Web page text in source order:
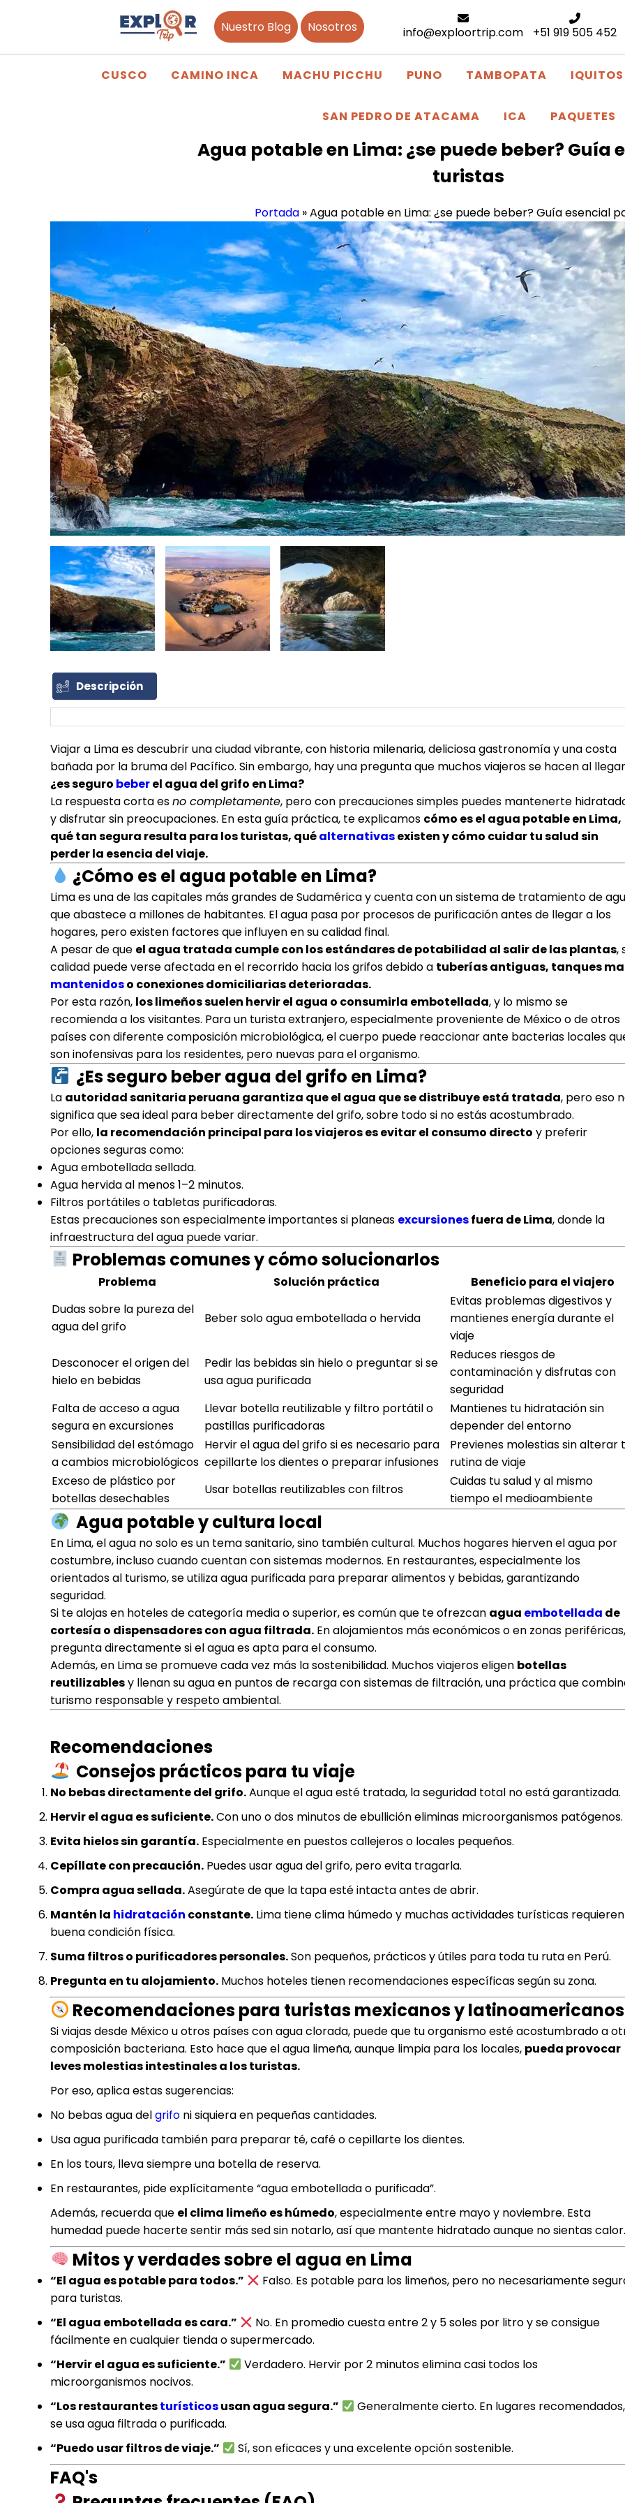
Nuestro Blog Nosotros info@exploortrip.com +51 919 505 452
CUSCO CAMINO INCA MACHU PICCHU PUNO TAMBOPATA IQUITOS
SAN PEDRO DE ATACAMA ICA PAQUETES
Agua potable en Lima: ¿se puede beber? Guía
turistas
Portada»Agua potable en Lima: ¿se puede beber? Guía esencial
Descripción
Viajar a Lima es descubrir una ciudad vibrante, con historia milenaria, deliciosa gastronomía y una costa
bañada por la bruma del Pacífico. Sin embargo, hay una pregunta que muchos viajeros se hacen al
¿es seguro beberel agua del grifo en Lima?
La respuesta corta esno completamente, pero con precauciones simples puedes mantenerte
y disfrutar sin preocupaciones. En esta guía práctica, te explicamos cómo es el agua potable en Lima,
qué tan segura resulta para los turistas, quéalternativasexisten y cómo cuidar tu salud sin
perder la esencia del viaje.
¿Cómo es el agua potable en Lima?
Lima es una de las capitales más grandes de Sudamérica y cuenta con un sistema de tratamiento de
que abastece a millones de habitantes. El agua pasa por procesos de purificación antes de llegar a los
hogares, pero existen factores que influyen en su calidad final.
A pesar de que el agua tratada cumple con los estándares de potabilidad al salir de las plantas,
calidad puede verse afectada en el recorrido hacia los grifos debido a tuberías antiguas, tanques
mantenidoso conexiones domiciliarias deterioradas.
Por esta razón, los limeños suelen hervir el agua o consumirla embotellada, y lo mismo se
recomienda a los visitantes. Para un turista extranjero, especialmente proveniente de México o de otros
países con diferente composición microbiológica, el cuerpo puede reaccionar ante bacterias locales
son inofensivas para los residentes, pero nuevas para el organismo.
¿Es seguro beber agua del grifo en Lima?
La autoridad sanitaria peruana garantiza que el agua que se distribuye está tratada, pero eso
significa que sea ideal para beber directamente del grifo, sobre todo si no estás acostumbrado.
Por ello, la recomendación principal para los viajeros es evitar el consumo directo y preferir
opciones seguras como:
Agua embotellada sellada.
Agua hervida al menos 1–2 minutos.
Filtros portátiles o tabletas purificadoras.
Estas precauciones son especialmente importantes si planeas excursionesfuera de Lima, donde la
infraestructura del agua puede variar.
Problemas comunes y cómo solucionarlos
Problema Solución práctica
Beneficio para el viajero
Dudas sobre la pureza del
agua del grifo
Beber solo agua embotellada o hervida
Evitas problemas digestivos y
mantienes energía durante el
viaje
Desconocer el origen del
hielo en bebidas
Pedir las bebidas sin hielo o preguntar si se
usa agua purificada
Reduces riesgos de
contaminación y disfrutas con
seguridad
Falta de acceso a agua
segura en excursiones
Llevar botella reutilizable y filtro portátil o
pastillas purificadoras
Mantienes tu hidratación sin
depender del entorno
Sensibilidad del estómago
a cambios microbiológicos
Hervir el agua del grifo si es necesario para
cepillarte los dientes o preparar infusiones
Previenes molestias sin alterar
rutina de viaje
Exceso de plástico por
botellas desechables
Usar botellas reutilizables con filtros
Cuidas tu salud y al mismo
tiempo el medioambiente
Agua potable y cultura local
En Lima, el agua no solo es un tema sanitario, sino también cultural. Muchos hogares hierven el agua por
costumbre, incluso cuando cuentan con sistemas modernos. En restaurantes, especialmente los
orientados al turismo, se utiliza agua purificada para preparar alimentos y bebidas, garantizando
seguridad.
Si te alojas en hoteles de categoría media o superior, es común que te ofrezcan agua embotellada de
cortesía o dispensadores con agua filtrada. En alojamientos más económicos o en zonas periféricas,
pregunta directamente si el agua es apta para el consumo.
Además, en Lima se promueve cada vez más la sostenibilidad. Muchos viajeros eligen botellas
reutilizablesy llenan su agua en puntos de recarga con sistemas de filtración, una práctica que
turismo responsable y respeto ambiental.
Recomendaciones
Consejos prácticos para tu viaje
No bebas directamente del grifo.Aunque el agua esté tratada, la seguridad total no está garantizada.
Hervir el agua es suficiente.Con uno o dos minutos de ebullición eliminas microorganismos patógenos.
Evita hielos sin garantía. Especialmente en puestos callejeros o locales pequeños.
Cepíllate con precaución. Puedes usar agua del grifo, pero evita tragarla.
Compra agua sellada.Asegúrate de que la tapa esté intacta antes de abrir.
Mantén la hidratación constante. Lima tiene clima húmedo y muchas actividades turísticas requieren
buena condición física.
Suma filtros o purificadores personales.Son pequeños, prácticos y útiles para toda tu ruta en Perú.
Pregunta en tu alojamiento. Muchos hoteles tienen recomendaciones específicas según su zona.
Recomendaciones para turistas mexicanos y latinoamericanos
Si viajas desde México u otros países con agua clorada, puede que tu organismo esté acostumbrado a
composición bacteriana. Esto hace que el agua limeña, aunque limpia para los locales, pueda provocar
leves molestias intestinales a los turistas.
Por eso, aplica estas sugerencias:
No bebas agua delgrifo ni siquiera en pequeñas cantidades.
Usa agua purificada también para preparar té, café o cepillarte los dientes.
En los tours, lleva siempre una botella de reserva.
En restaurantes, pide explícitamente “agua embotellada o purificada”.
Además, recuerda que el clima limeño es húmedo, especialmente entre mayo y noviembre. Esta
humedad puede hacerte sentir más sed sin notarlo, así que mantente hidratado aunque no sientas calor.
Mitos y verdades sobre el agua en Lima
“El agua es potable para todos.”
Falso. Es potable para los limeños, pero no necesariamente
para turistas.
“El agua embotellada es cara.”
No. En promedio cuesta entre 2 y 5 soles por litro y se consigue
fácilmente en cualquier tienda o supermercado.
“Hervir el agua es suficiente.”
Verdadero. Hervir por 2 minutos elimina casi todos los
microorganismos nocivos.
“Los restaurantesturísticosusan agua segura.”
Generalmente cierto. En lugares recomendados,
se usa agua filtrada o purificada.
“Puedo usar filtros de viaje.”
Sí, son eficaces y una excelente opción sostenible.
FAQ's